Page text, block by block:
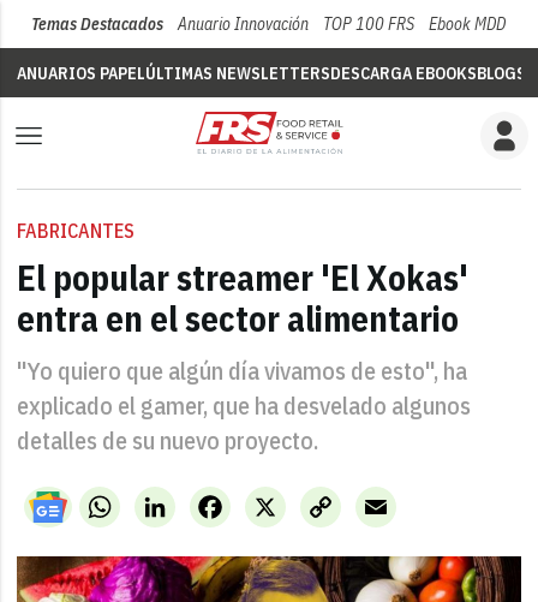
Temas Destacados Anuario Innovación TOP 100 FRS Ebook MDD
ANUARIOS PAPELÚLTIMAS NEWSLETTERSDESCARGA EBOOKSBLOGS
FABRICANTES
El popular streamer 'El Xokas'
entra en el sector alimentario
"Yo quiero que algún día vivamos de esto", ha
explicado el gamer, que ha desvelado algunos
detalles de su nuevo proyecto.
WhatsAppLinkedIn X
Facebook
Copy
Link
Email